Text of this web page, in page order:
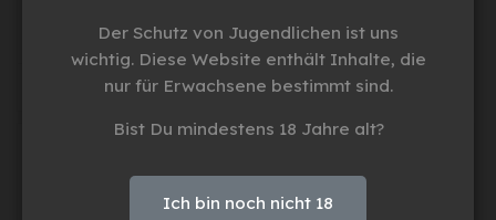
Männer-Spezial-Preis
Montag 17.08.2026
Playing in the Dark
Sonntag 30.08.2026
Der Schutz von Jugendlichen ist uns
wichtig. Diese Website enthält Inhalte, die
nur für Erwachsene bestimmt sind.
Bist Du mindestens 18 Jahre alt?
Ich bin noch nicht 18